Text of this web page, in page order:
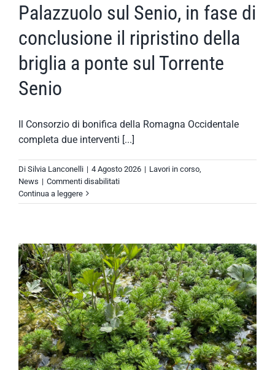
Palazzuolo sul Senio, in fase di
conclusione il ripristino della
briglia a ponte sul Torrente
Senio
Il Consorzio di bonifica della Romagna Occidentale
completa due interventi [...]
Di Silvia Lanconelli | 4 Agosto 2026 | Lavori in corso
News | Commenti disabilitatisu
sul
fase
di
conclusione
il
ripristino
della
briglia
a
ponte
sul
Torrente
Continua a leggere